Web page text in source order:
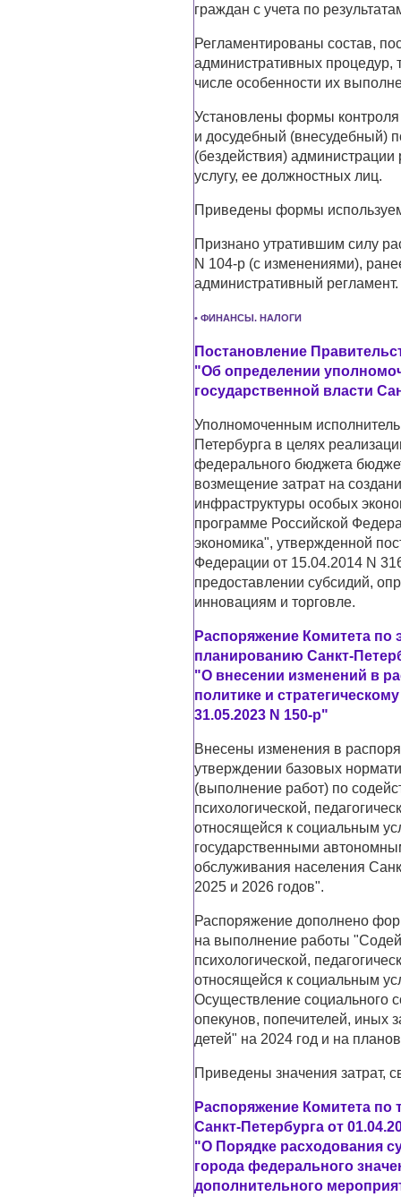
граждан с учета по
Регламентированы состав,
административных процедур,
числе особенности их
Установлены формы контроля
и досудебный (внесудебный)
(бездействия)
услугу, ее должностных лиц.
Приведены формы
Признано утратившим силу
N 104-р (с изменениями),
административный регламент.
• ФИНАНСЫ. НАЛОГИ
Постановление
"Об определении
государственной власти
Уполномоченным
Петербурга в целях
федерального бюджета
возмещение затрат на
инфраструктуры особых
программе Российской
экономика", утвержденной
Федерации от 15.04.2014 N
предоставлении субсидий,
инновациям и торговле.
Распоряжение Комитета по
планированию Санкт-
"О внесении изменений в
политике и
31.05.2023 N 150-р"
Внесены изменения в
утверждении базовых
(выполнение работ) по
психологической,
относящейся к социальным
государственными
обслуживания населения
2025 и 2026 годов".
Распоряжение дополнено
на выполнение работы
психологической,
относящейся к социальным
Осуществление социального
опекунов, попечителей, иных
детей" на 2024 год и на
Приведены значения затрат,
Распоряжение Комитета по
Санкт-Петербурга от
"О Порядке расходования
города федерального
дополнительного